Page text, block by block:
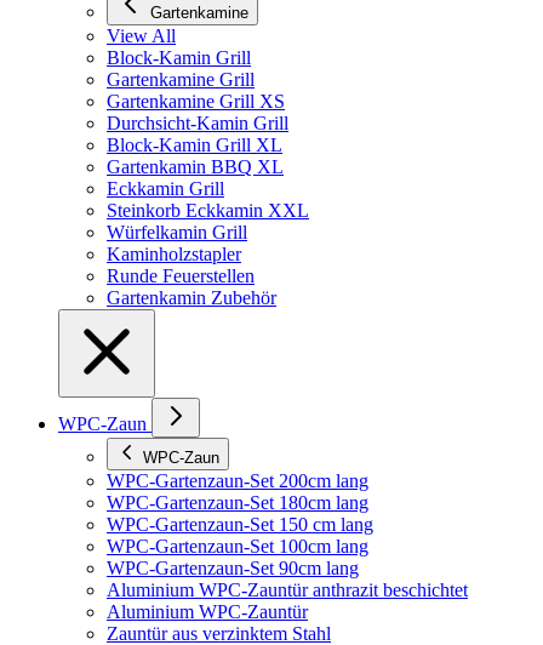
Gartenkamine
View All
Block-Kamin Grill
Gartenkamine Grill
Gartenkamine Grill XS
Durchsicht-Kamin Grill
Block-Kamin Grill XL
Gartenkamin BBQ XL
Eckkamin Grill
Steinkorb Eckkamin XXL
Würfelkamin Grill
Kaminholzstapler
Runde Feuerstellen
Gartenkamin Zubehör
WPC-Zaun
WPC-Zaun
WPC-Gartenzaun-Set 200cm lang
WPC-Gartenzaun-Set 180cm lang
WPC-Gartenzaun-Set 150 cm lang
WPC-Gartenzaun-Set 100cm lang
WPC-Gartenzaun-Set 90cm lang
Aluminium WPC-Zauntür anthrazit beschichtet
Aluminium WPC-Zauntür
Zauntür aus verzinktem Stahl